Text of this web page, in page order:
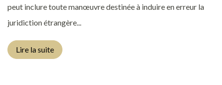
peut inclure toute manœuvre destinée à induire en erreur la
juridiction étrangère...
Lire la suite